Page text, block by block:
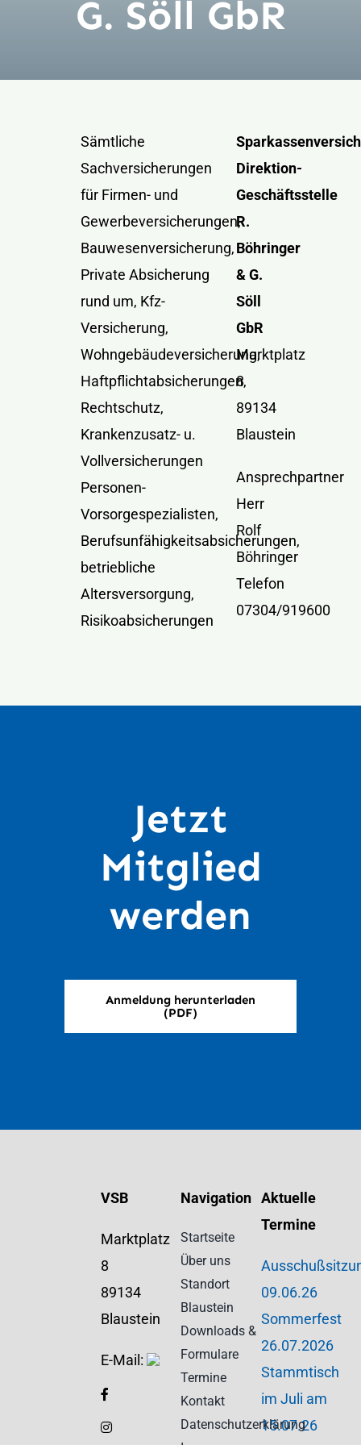
Kontakt
G. Söll GbR
Sämtliche
Sachversicherungen
für Firmen- und
Gewerbeversicherungen,
Bauwesenversicherung,
Private Absicherung
rund um, Kfz-
Versicherung,
Wohngebäudeversicherung,
Haftpflichtabsicherungen,
Rechtschutz,
Krankenzusatz- u.
Vollversicherungen
Personen-
Vorsorgespezialisten,
Berufsunfähigkeitsabsicherungen,
betriebliche
Altersversorgung,
Risikoabsicherungen
Direktion-
Geschäftsstelle
R.
Böhringer
& G.
Söll
GbR
Marktplatz
8
89134
Blaustein
Ansprechpartner
Herr
Rolf
Böhringer
Telefon
07304/919600
Jetzt
Mitglied
werden
Anmeldung herunterladen
(PDF)
VSB
Marktplatz
8
89134
Blaustein
E-Mail:
Navigation
Startseite
Über uns
Standort
Blaustein
Downloads &
Formulare
Termine
Kontakt
Datenschutzerklärung
Aktuelle
Termine
09.06.26
Sommerfest
26.07.2026
Stammtisch
im Juli am
15.07.26